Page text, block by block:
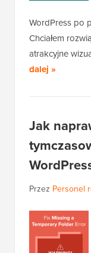
WordPress po
Chciałem
atrakcyjne
dalej »
Jak
Przez Personel